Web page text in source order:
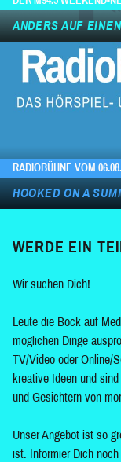
ANDERS AUF
RADIOBÜHNE VOM
HOOKED ON A
WERDE EIN
Wir suchen Dich!
Leute die Bock auf
möglichen Dinge
TV/Video oder Online/
kreative Ideen und
und Gesichtern von
Unser Angebot ist so
ist. Informier Dich